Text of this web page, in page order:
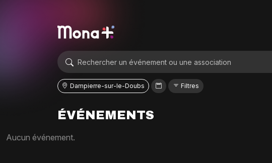
Dampierre-sur-le-Doubs Filtres
ÉVÉNEMENTS
Aucun événement.